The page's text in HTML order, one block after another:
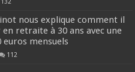
nous explique comment il
retraite à 30 ans avec une
euros mensuels
112